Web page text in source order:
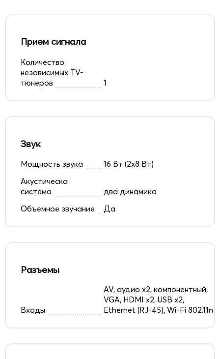
Прием сигнала
Количество
независимых TV-
тюнеров
1
Звук
Мощность звука
16 Вт (2х8 Вт)
Акустическа
система
два динамика
Объемное звучание
Да
Разъемы
Входы
AV, аудио x2, компонентный,
VGA, HDMI x2, USB x2,
Ethernet (RJ-45), Wi-Fi 802.11n